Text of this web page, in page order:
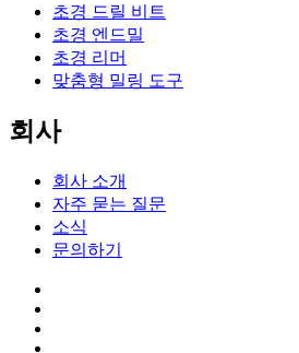
초경 드릴 비트
초경 엔드밀
초경 리머
맞춤형 밀링 도구
회사
회사 소개
자주 묻는 질문
소식
문의하기